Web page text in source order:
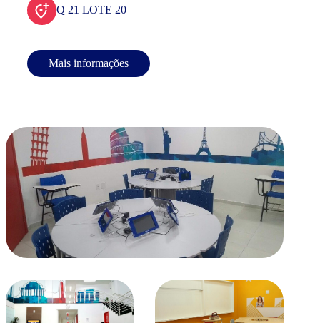
Q 21 LOTE 20
Mais informações